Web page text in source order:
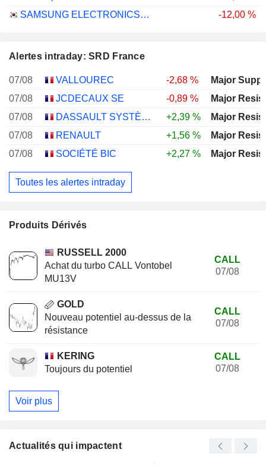
SAMSUNG ELECTRONICS CO., LTD.
-12,00 %
Alertes intraday: SRD France
07/08 VALLOUREC -2,68 %
Major
07/08
JCDECAUX SE -0,89 %
Major
07/08
DASSAULT SYSTÈMES SE +2,39 %
Major
07/08
RENAULT +1,56 %
Major
07/08
SOCIÉTÉ BIC +2,27 % Major
Toutes les alertes intraday
Produits Dérivés
RUSSELL 2000
Achat du turbo CALL Vontobel
MU13V
CALL
07/08
GOLD
Nouveau potentiel au-dessus de la
résistance
CALL
07/08
KERING
Toujours du potentiel
CALL
07/08
Voir plus
Actualités qui impactent